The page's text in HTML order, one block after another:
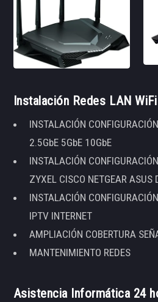
Instalación Redes LAN
INSTALACIÓN
2.5GbE 5GbE 10GbE
INSTALACIÓN
ZYXEL CISCO NETGEAR
INSTALACIÓN
IPTV INTERNET
AMPLIACIÓN COBERTURA
MANTENIMIENTO REDES
Asistencia Informática 24